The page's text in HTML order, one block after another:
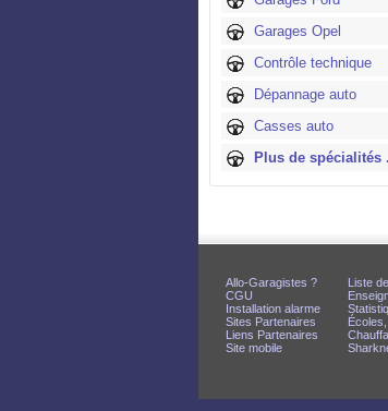
Garages Opel
Contrôle technique
Dépannage auto
Casses auto
Plus de spécialités
Allo-Garagistes ?
CGU
Installation alarme
Sites Partenaires
Liens Partenaires
Site mobile
Liste